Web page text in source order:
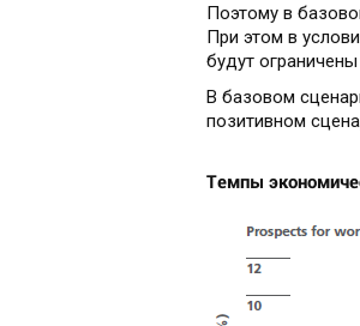
Поэтому в
При этом в
будут
В базовом
позитивном
Темпы